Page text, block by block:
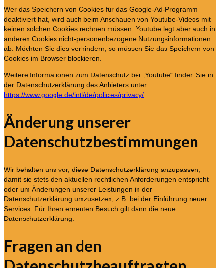
Wer das Speichern von Cookies für das Google-Ad-Programm
deaktiviert hat, wird auch beim Anschauen von Youtube-Videos mit
keinen solchen Cookies rechnen müssen. Youtube legt aber auch in
anderen Cookies nicht-personenbezogene Nutzungsinformationen
ab. Möchten Sie dies verhindern, so müssen Sie das Speichern von
Cookies im Browser blockieren.
Weitere Informationen zum Datenschutz bei „Youtube“ finden Sie in
der Datenschutzerklärung des Anbieters unter:
https://www.google.de/intl/de/policies/privacy/
Änderung unserer
Datenschutzbestimmungen
Wir behalten uns vor, diese Datenschutzerklärung anzupassen,
damit sie stets den aktuellen rechtlichen Anforderungen entspricht
oder um Änderungen unserer Leistungen in der
Datenschutzerklärung umzusetzen, z.B. bei der Einführung neuer
Services. Für Ihren erneuten Besuch gilt dann die neue
Datenschutzerklärung.
Fragen an den